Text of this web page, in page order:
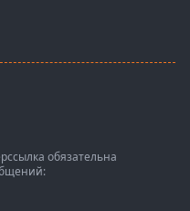
обязательна